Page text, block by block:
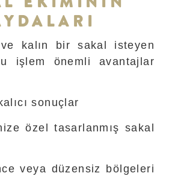
kalın bir sakal isteyen
işlem önemli avantajlar
sonuçlar
özel tasarlanmış sakal
veya düzensiz bölgeleri